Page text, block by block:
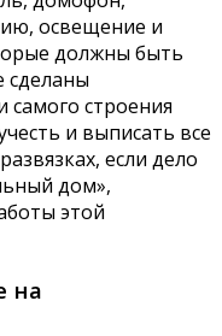
освещение и
должны быть
сделаны
строения
и выписать все
если дело
дом»,
этой
на